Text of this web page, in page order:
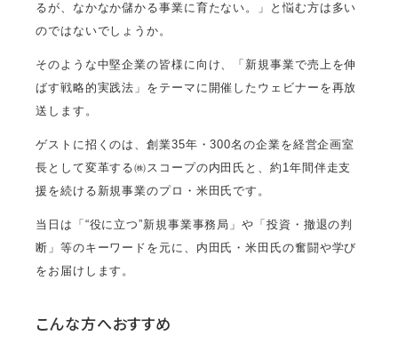
るが、なかなか儲かる事業に育たない。」と悩む方は多い
のではないでしょうか。
そのような中堅企業の皆様に向け、「新規事業で売上を伸
ばす戦略的実践法」をテーマに開催したウェビナーを再放
送します。
ゲストに招くのは、創業35年・300名の企業を経営企画室
長として変革する㈱スコープの内田氏と、約1年間伴走支
援を続ける新規事業のプロ・米田氏です。
当日は「“役に立つ”新規事業事務局」や「投資・撤退の判
断」等のキーワードを元に、内田氏・米田氏の奮闘や学び
をお届けします。
こんな方へおすすめ